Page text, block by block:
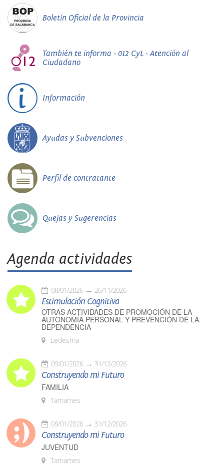
Boletín Oficial de la Provincia
También te informa - 012 CyL - Atención al
Ciudadano
Información
Ayudas y Subvenciones
Perfil de contratante
Quejas y Sugerencias
Agenda actividades
08/01/2026 26/11/2026
Estimulación Cognitiva
OTRAS ACTIVIDADES DE PROMOCIÓN DE LA
AUTONOMÍA PERSONAL Y PREVENCIÓN DE LA
DEPENDENCIA
Ledesma
09/01/2026 31/12/2026
Construyendo mi Futuro
FAMILIA
Tamames
09/01/2026 31/12/2026
Construyendo mi Futuro
JUVENTUD
Tamames